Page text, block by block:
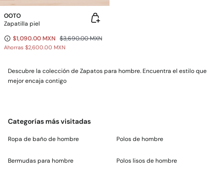
OOTO
Zapatilla piel
$1,090.00 MXN $3,690.00 MXN
Ahorras $2,600.00 MXN
Descubre la colección de Zapatos para hombre. Encuentra el estilo que
mejor encaja contigo
Categorías más visitadas
Ropa de baño de hombre
Bermudas para hombre
Polos de hombre
Polos lisos de hombre